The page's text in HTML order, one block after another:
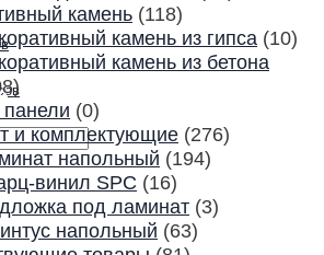
камень (118)
камень из гипса (10)
камень из бетона
панели (0)
и комплектующие (276)
напольный (194)
винил SPC (16)
под ламинат (3)
напольный (63)